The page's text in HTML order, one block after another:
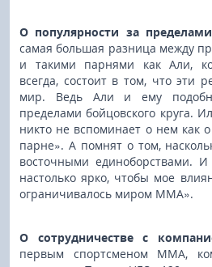
О популярности за
самая большая разница между
и такими парнями как Али,
всегда, состоит в том, что эти
мир. Ведь Али и ему
пределами бойцовского круга.
никто не вспоминает о нем как
парне». А помнят о том,
восточными единоборствами.
настолько ярко, чтобы мое
ограничивалось миром ММА».
О сотрудничестве с
первым спортсменом ММА,